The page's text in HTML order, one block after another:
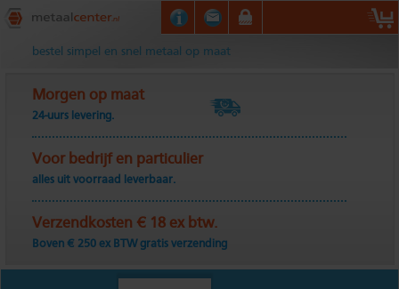
Metaalcenter.nl
bestel simpel en snel metaal op maat
Morgen op maat
24-uurs levering.
Voor bedrijf en particulier
alles uit voorraad leverbaar.
Verzendkosten € 18 ex btw.
Boven € 250 ex BTW gratis verzending